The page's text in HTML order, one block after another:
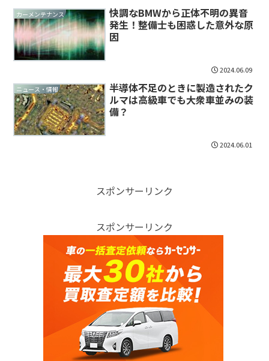
カーメンテナンス
快調なBMWから正体不明の異音
発生！整備士も困惑した意外な原
因
2024.06.09
ニュース・情報
半導体不足のときに製造されたク
ルマは高級車でも大衆車並みの装
備？
2024.06.01
スポンサーリンク
スポンサーリンク